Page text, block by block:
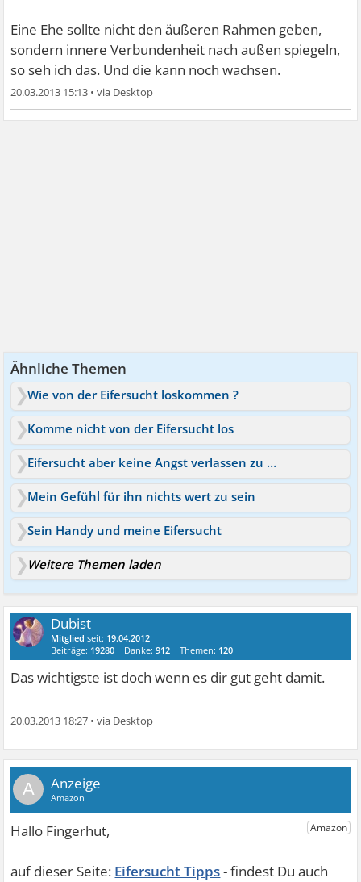
Eine Ehe sollte nicht den äußeren Rahmen geben,
sondern innere Verbundenheit nach außen spiegeln,
so seh ich das. Und die kann noch wachsen.
20.03.2013 15:13 •
Ähnliche Themen
Wie von der Eifersucht loskommen ?
Komme nicht von der Eifersucht los
Eifersucht aber keine Angst verlassen zu werden
Mein Gefühl für ihn nichts wert zu sein
Sein Handy und meine Eifersucht
Weitere Themen laden
Dubist
Mitglied seit: 19.04.2012
Beiträge: 19280 Danke:912 Themen: 120
Das wichtigste ist doch wenn es dir gut geht damit.
20.03.2013 18:27 •
A
Eifersucht Tipps